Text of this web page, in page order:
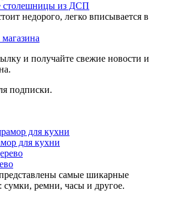
столешницы из ДСП
недорого, легко вписывается в
и получайте свежие новости и
подписки.
для кухни
самые шикарные
сумки, ремни, часы и другое.